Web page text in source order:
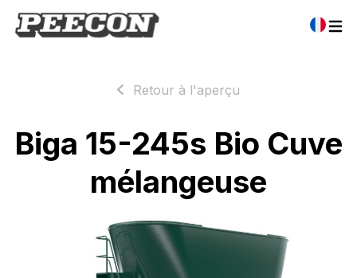
Retour à l'aperçu
Biga 15-245s Bio Cuve
mélangeuse